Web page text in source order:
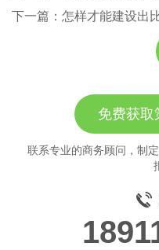
下一篇：怎样才能建设出
免费获取
联系专业的商务顾问，制